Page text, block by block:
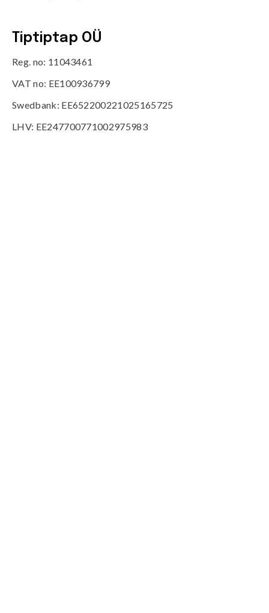
Tiptiptap OÜ
Reg. no: 11043461
VAT no: EE100936799
Swedbank: EE652200221025165725
LHV: EE247700771002975983